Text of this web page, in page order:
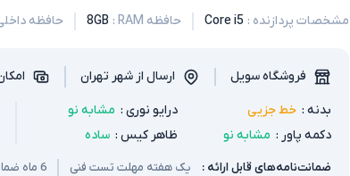
مشخصات پردازنده :
Core i5 حافظه RAM :
8GB حافظه
فروشگاه سویل ارسال از شهر تهران
بدنه : خط جزیی درایو نوری: مشابه نو
دکمه پاور : مشابه نو ظاهر کیس: ساده
ضمانت‌نامه‌های قابل ارائه : یک هفته مهلت تست فنی 6 ماه ضمانت سخت افزار